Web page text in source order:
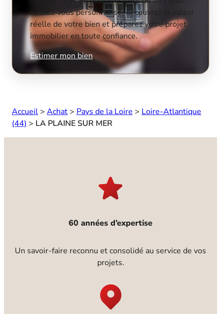
rendez-vous personnalisé, découvrez la valeur
réelle de votre bien et préparez votre projet
immobilier en toute confiance.
Estimer mon bien
Accueil > Achat > Pays de la Loire > Loire-Atlantique
(44) > LA PLAINE SUR MER
60 années d’expertise
Un savoir-faire reconnu et consolidé au service de vos
projets.